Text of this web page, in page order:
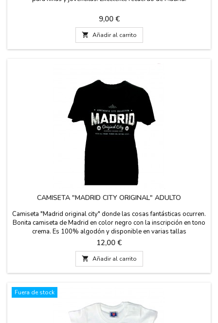
Precio
9,00 €
 Añadir al carrito
CAMISETA "MADRID CITY ORIGINAL" ADULTO
Camiseta "Madrid original city" donde las cosas fantásticas ocurren.
Bonita camiseta de Madrid en color negro con la inscripción en tono
crema. Es 100% algodón y disponible en varias tallas
Precio
12,00 €
 Añadir al carrito
Fuera de stock